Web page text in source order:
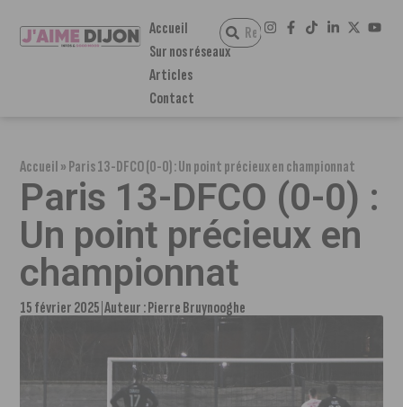
Accueil
Sur nos réseaux
Articles
Contact
Accueil»Paris 13-DFCO (0-0) : Un point précieux en championnat
Paris 13-DFCO (0-0) :
Un point précieux en
championnat
15 février 2025 Auteur :Pierre Bruynooghe